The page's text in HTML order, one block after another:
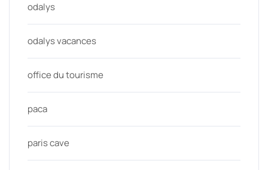
odalys
odalys vacances
office du tourisme
paca
paris cave